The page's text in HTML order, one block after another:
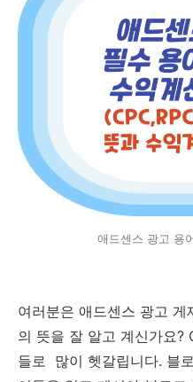
애드센스 광고 용
여러분은 애드센스 광고
의 뜻을 잘 알고 계신가요?
들로 많이 헷갈립니다. 블